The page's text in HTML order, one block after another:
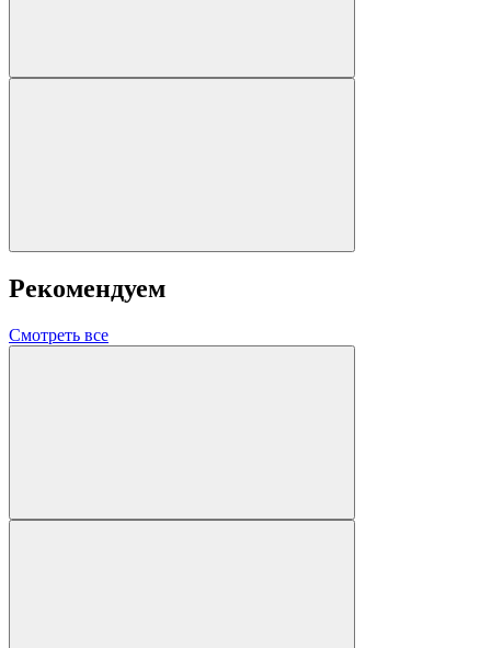
Рекомендуем
Смотреть все